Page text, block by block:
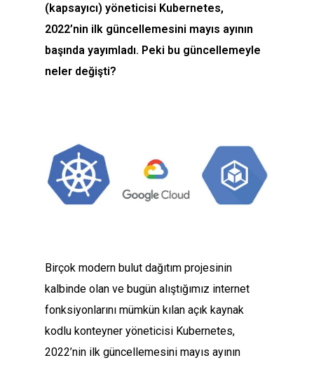
(kapsayıcı) yöneticisi Kubernetes,
2022’nin ilk güncellemesini mayıs ayının
başında yayımladı. Peki bu güncellemeyle
neler değişti?
Birçok modern bulut dağıtım projesinin
kalbinde olan ve bugün alıştığımız internet
fonksiyonlarını mümkün kılan açık kaynak
kodlu konteyner yöneticisi Kubernetes,
2022’nin ilk güncellemesini mayıs ayının